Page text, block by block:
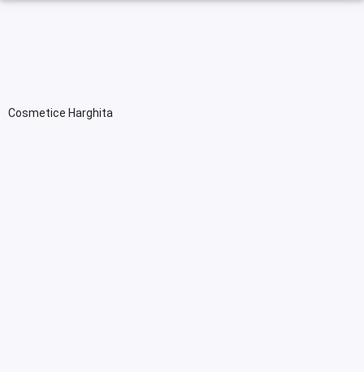
Cosmetice Harghita